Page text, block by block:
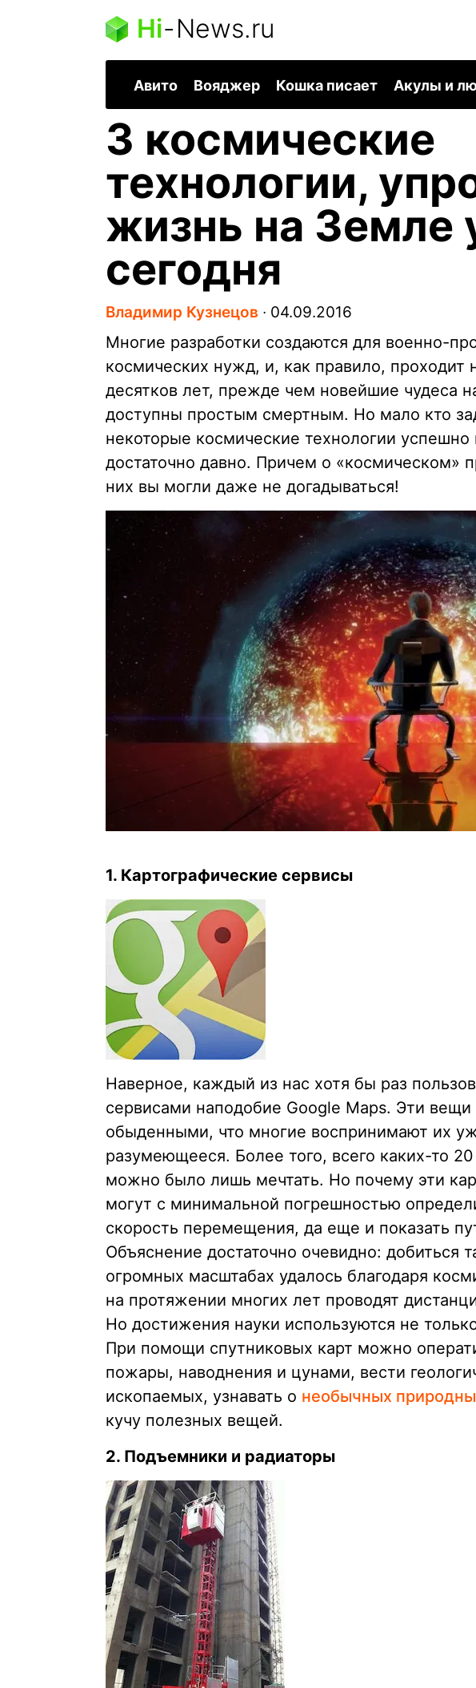
Hi-News.ru
Авито Вояджер Кошка писает Акулы и
3 космические
технологии,
жизнь на Земле
сегодня
Владимир Кузнецов ∙ 04.09.2016
Многие разработки создаются для военно-
космических нужд, и, как правило, проходит
десятков лет, прежде чем новейшие чудеса
доступны простым смертным. Но мало кто
некоторые космические технологии
достаточно давно. Причем о «космическом»
них вы могли даже не догадываться!
1. Картографические сервисы
Наверное, каждый из нас хотя бы раз
сервисами наподобие Google Maps. Эти вещи
обыденными, что многие воспринимают их
разумеющееся. Более того, всего каких-то
можно было лишь мечтать. Но почему эти
могут с минимальной погрешностью
скорость перемещения, да еще и показать
Объяснение достаточно очевидно: добиться
огромных масштабах удалось благодаря
на протяжении многих лет проводят
Но достижения науки используются не
При помощи спутниковых карт можно
пожары, наводнения и цунами, вести
ископаемых, узнавать о необычных
кучу полезных вещей.
2. Подъемники и радиаторы